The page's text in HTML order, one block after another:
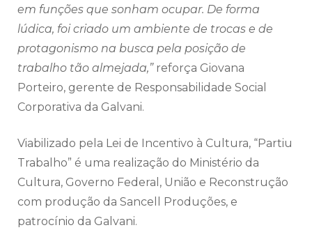
em funções que sonham ocupar. De forma
lúdica, foi criado um ambiente de trocas e de
protagonismo na busca pela posição de
trabalho tão almejada,” reforça Giovana
Porteiro, gerente de Responsabilidade Social
Corporativa da Galvani.
Viabilizado pela Lei de Incentivo à Cultura, “Partiu
Trabalho” é uma realização do Ministério da
Cultura, Governo Federal, União e Reconstrução
com produção da Sancell Produções, e
patrocínio da Galvani.